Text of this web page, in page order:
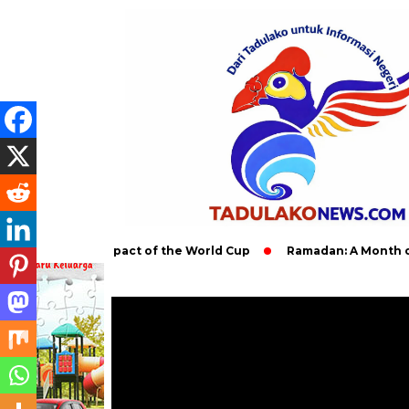
Impact of the World Cup Ramadan: A Month of